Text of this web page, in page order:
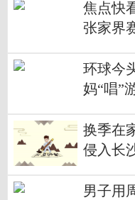
焦点快
张家界
环球今
妈“唱”
换季在
侵入长
男子用